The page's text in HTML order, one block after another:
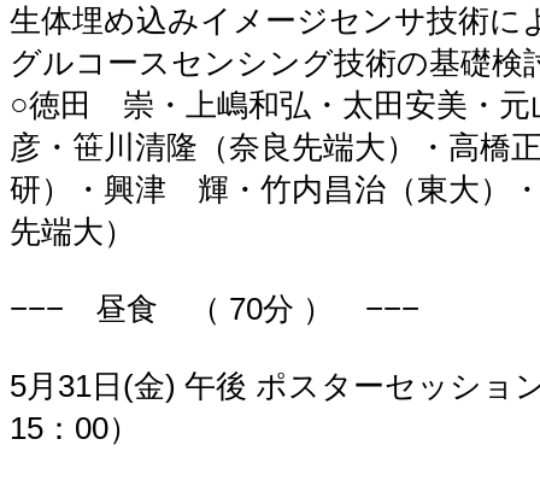
生体埋め込みイメージセンサ技術に
グルコースセンシング技術の基礎検
○徳田 崇・上嶋和弘・太田安美・元
彦・笹川清隆（奈良先端大）・高橋
研）・興津 輝・竹内昌治（東大）
先端大）
−−− 昼食 （ 70分 ） −−−
5月31日(金) 午後 ポスターセッショ
15：00）